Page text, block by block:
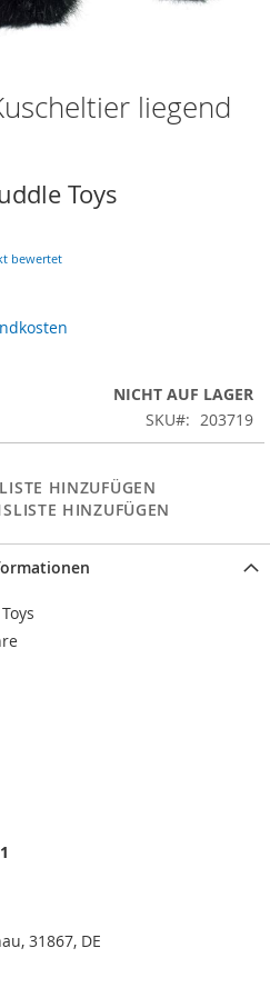
liegend
Toys
bewertet
NICHT AUF LAGER
SKU
203719
HINZUFÜGEN
HINZUFÜGEN
31867, DE